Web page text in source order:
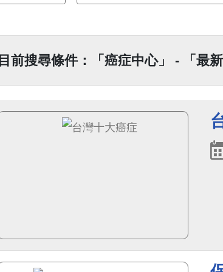
目前搜尋條件：「癌症中心」 - 「最